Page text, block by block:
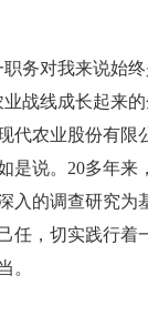
对我来说始终
战线成长起来
代农业股份有限
是说。20多年来
入的调查研究为
任，切实践行着
。